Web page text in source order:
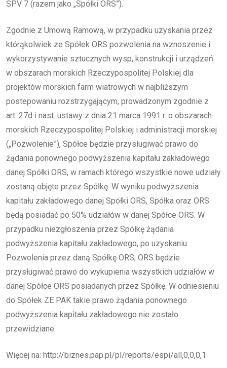
SPV 7 (razem jako „Spółki ORS”).
Zgodnie z Umową Ramową, w przypadku uzyskania przez
którąkolwiek ze Spółek ORS pozwolenia na wznoszenie i
wykorzystywanie sztucznych wysp, konstrukcji i urządzeń
w obszarach morskich Rzeczypospolitej Polskiej dla
projektów morskich farm wiatrowych w najbliższym
postepowaniu rozstrzygającym, prowadzonym zgodnie z
art. 27d i nast. ustawy z dnia 21 marca 1991 r. o obszarach
morskich Rzeczypospolitej Polskiej i administracji morskiej
(„Pozwolenie”), Spółce będzie przysługiwać prawo do
żądania ponownego podwyższenia kapitału zakładowego
danej Spółki ORS, w ramach którego wszystkie nowe udziały
zostaną objęte przez Spółkę. W wyniku podwyższenia
kapitału zakładowego danej Spółki ORS, Spółka oraz ORS
będą posiadać po 50% udziałów w danej Spółce ORS. W
przypadku niezgłoszenia przez Spółkę żądania
podwyższenia kapitału zakładowego, po uzyskaniu
Pozwolenia przez daną Spółkę ORS, ORS będzie
przysługiwać prawo do wykupienia wszystkich udziałów w
danej Spółce ORS posiadanych przez Spółkę. W odniesieniu
do Spółek ZE PAK takie prawo żądania ponownego
podwyższenia kapitału zakładowego nie zostało
przewidziane.
Więcej na: http://biznes.pap.pl/pl/reports/espi/all,0,0,0,1